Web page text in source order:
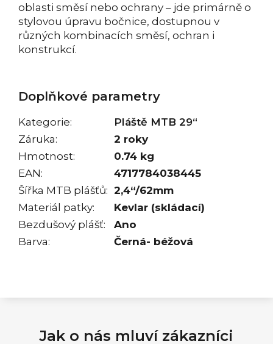
oblasti směsí nebo ochrany – jde primárně o
stylovou úpravu bočnice, dostupnou v
různých kombinacích směsí, ochran i
konstrukcí.
Doplňkové parametry
Kategorie:
Pláště MTB 29“
Záruka:
2 roky
Hmotnost:
0.74 kg
EAN:
4717784038445
Šířka MTB plášťů: 2,4“/62mm
Materiál patky:
Kevlar (skládací)
Bezdušový plášť:
Ano
Barva: Černá- béžová
Jak o nás mluví zákazníci